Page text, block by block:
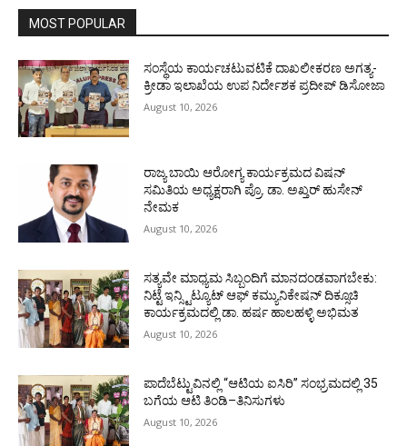
MOST POPULAR
ಸಂಸ್ಥೆಯ ಕಾರ್ಯಚಟುವಟಿಕೆ ದಾಖಲೀಕರಣ ಅಗತ್ಯ-
ಕ್ರೀಡಾ ಇಲಾಖೆಯ ಉಪ ನಿರ್ದೇಶಕ ಪ್ರದೀಪ್ ಡಿಸೋಜಾ
August 10, 2026
ರಾಜ್ಯ ಬಾಯಿ ಆರೋಗ್ಯ ಕಾರ್ಯಕ್ರಮದ ವಿಷನ್
ಸಮಿತಿಯ ಅಧ್ಯಕ್ಷರಾಗಿ ಪ್ರೊ. ಡಾ. ಅಖ್ತರ್ ಹುಸೇನ್
ನೇಮಕ
August 10, 2026
ಸತ್ಯವೇ ಮಾಧ್ಯಮ ಸಿಬ್ಬಂದಿಗೆ ಮಾನದಂಡವಾಗಬೇಕು:
ನಿಟ್ಟೆ ಇನ್ಸ್ಟಿಟ್ಯೂಟ್ ಆಫ್ ಕಮ್ಯುನಿಕೇಷನ್ ದಿಕ್ಸೂಚಿ
ಕಾರ್ಯಕ್ರಮದಲ್ಲಿ ಡಾ. ಹರ್ಷ ಹಾಲಹಳ್ಳಿ ಅಭಿಮತ
August 10, 2026
ಪಾದೆಬೆಟ್ಟುವಿನಲ್ಲಿ “ಆಟಿಯ ಐಸಿರಿ’’ ಸಂಭ್ರಮದಲ್ಲಿ 35
ಬಗೆಯ ಆಟಿ ತಿಂಡಿ–ತಿನಿಸುಗಳು
August 10, 2026